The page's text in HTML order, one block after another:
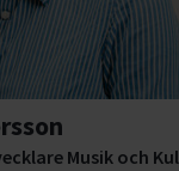
Musik och